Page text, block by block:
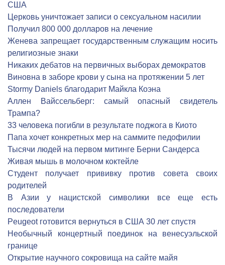
США
Церковь уничтожает записи о сексуальном насилии
Получил 800 000 долларов на лечение
Женева запрещает государственным служащим носить
религиозные знаки
Никаких дебатов на первичных выборах демократов
Виновна в заборе крови у сына на протяжении 5 лет
Stormy Daniels благодарит Майкла Коэна
Аллен Вайссельберг: самый опасный свидетель
Трампа?
33 человека погибли в результате поджога в Киото
Папа хочет конкретных мер на саммите педофилии
Тысячи людей на первом митинге Берни Сандерса
Живая мышь в молочном коктейле
Студент получает прививку против совета своих
родителей
В Азии у нацистской символики все еще есть
последователи
Peugeot готовится вернуться в США 30 лет спустя
Необычный концертный поединок на венесуэльской
границе
Открытие научного сокровища на сайте майя